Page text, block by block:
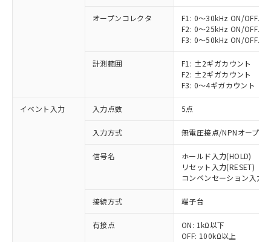
オープンコレクタ
F1: 0～30kHz ON/OFFパ
F2: 0～25kHz ON/OFFパ
F3: 0～50kHz ON/OFFパ
計測範囲
F1: ±2ギガカウント
F2: ±2ギガカウント
F3: 0～4ギガカウント
イベント入力 入力点数 5点
入力方式 無電圧接点/NPNオープン
信号名
ホールド入力(HOLD)
リセット入力(RESET)
コンペンセーション入力
接続方式 端子台
有接点
ON: 1kΩ以下
OFF: 100kΩ以上
ご利用条件
対応済み：EU RoHS指令（10物質）の
非含有に対応した製品が提供可能な商品で
対応予定：EU RoHS指令（10物質）の非含
有に対応した製品に切り替える予定のある